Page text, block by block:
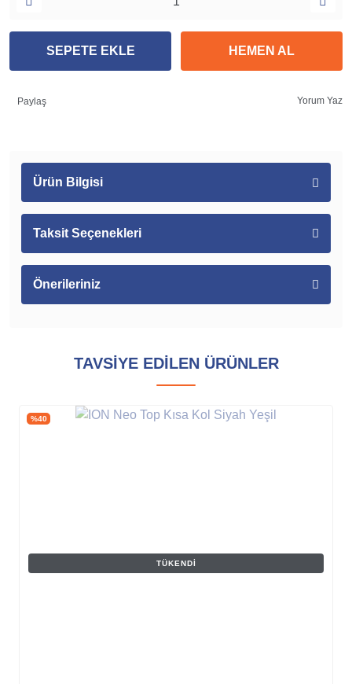
SEPETE EKLE HEMEN AL
Paylaş Yorum Yaz
Ürün Bilgisi
Taksit Seçenekleri
Önerileriniz
TAVSİYE EDİLEN ÜRÜNLER
%40
TÜKENDI